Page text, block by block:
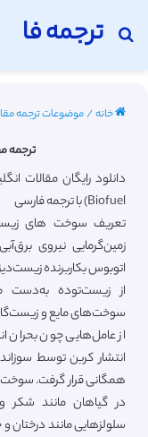
ترجمه فا
جستجو برای
خانه/موضوعات ترجمه
ترجمه
دانلود رایگان مقالات
Biofuel) با ترجمه فارسی
تعریف سوخت های
زمین‌گرمایی نیروی
اتوبوس بکاربرنده
از زیست‌توده به‌دست
سوخت‌های مایع و
از عامل‌هایی چون بحران
انتشار کربن توسط
همگانی قرار گرفت. سوخت
در گیاهان مانند شکر
سلولزهایی مانند درختان